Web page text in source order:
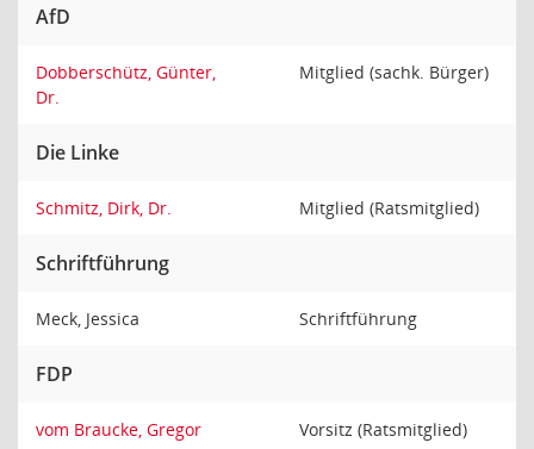
AfD
Dobberschütz, Günter,
Dr.
Mitglied (sachk. Bürger)
Die Linke
Schmitz, Dirk, Dr. Mitglied (Ratsmitglied)
Schriftführung
Meck, Jessica Schriftführung
FDP
vom Braucke, Gregor Vorsitz (Ratsmitglied)